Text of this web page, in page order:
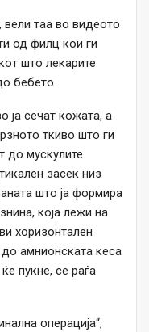
вели таа во видеото
од филц кои ги
што лекарите
бебето.
ја сечат кожата, а
ткиво што ги
до мускулите.
засек низ
што ја формира
која лежи на
хоризонтален
амнионската кеса
пукне, се раѓа
операција“,